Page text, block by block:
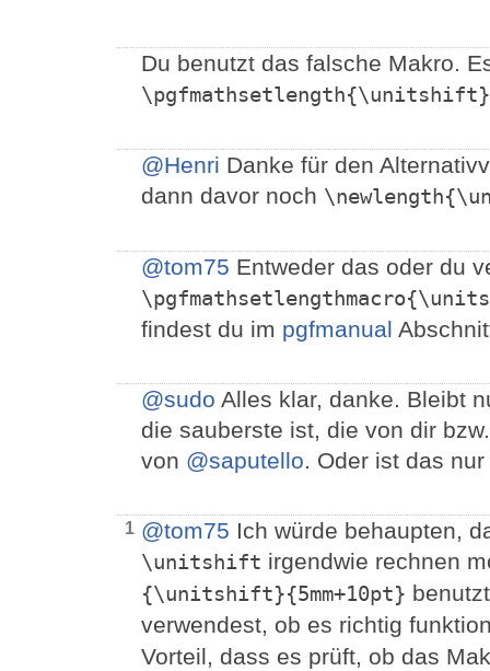
Du benutzt das falsche Makro.
@Henri Danke für den
dann davor noch
@tom75 Entweder das oder du
findest du im pgfmanual
@sudo Alles klar, danke. Bleibt
die sauberste ist, die von dir
von @saputello. Oder ist das
1 @tom75 Ich würde behaupten,
\unitshift irgendwie rechnen
{\unitshift}{5mm+10pt}
verwendest, ob es richtig
Vorteil, dass es prüft, ob das